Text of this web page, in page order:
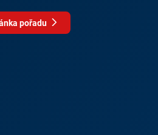
pořadu